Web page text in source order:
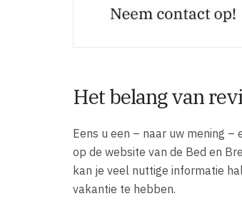
Het belang van
Eens u een – naar uw mening
op de website van de Bed en
kan je veel nuttige informatie
vakantie te hebben.